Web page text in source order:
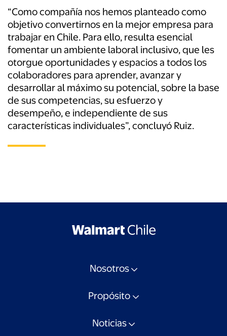
“Como compañía nos hemos planteado como
objetivo convertirnos en la mejor empresa para
trabajar en Chile. Para ello, resulta esencial
fomentar un ambiente laboral inclusivo, que les
otorgue oportunidades y espacios a todos los
colaboradores para aprender, avanzar y
desarrollar al máximo su potencial, sobre la base
de sus competencias, su esfuerzo y
desempeño, e independiente de sus
características individuales”, concluyó Ruiz.
Nosotros
Propósito
Noticias